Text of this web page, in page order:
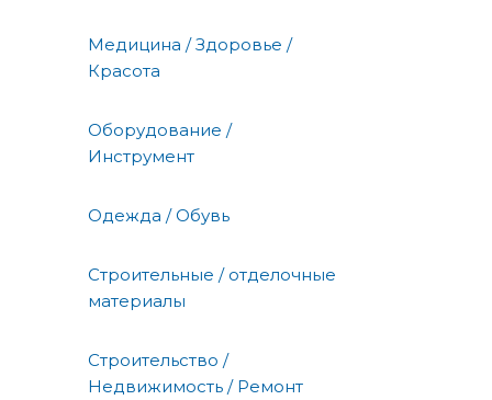
Медицина / Здоровье /
Красота
Оборудование /
Инструмент
Одежда / Обувь
Строительные / отделочные
материалы
Строительство /
Недвижимость / Ремонт